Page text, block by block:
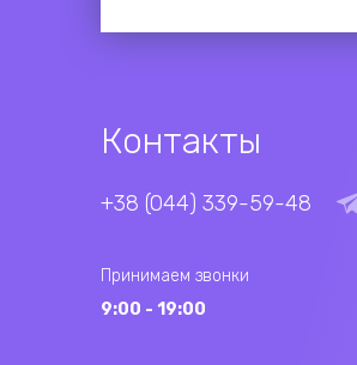
Контакты
+38 (044) 339-59-48
Принимаем звонки
9:00 - 19:00